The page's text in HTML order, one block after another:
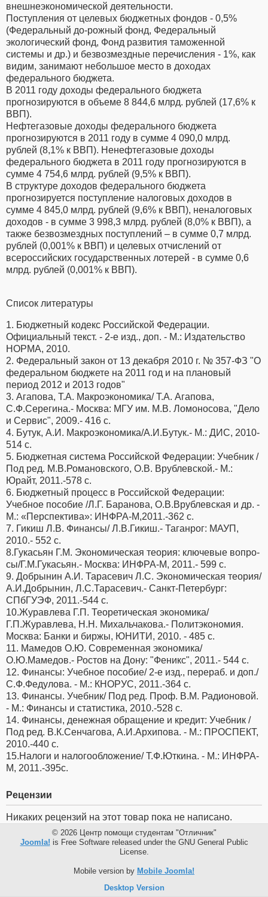
внешнеэкономической деятельности.
Поступления от целевых бюджетных фондов - 0,5%
(Федеральный до-рожный фонд, Федеральный
экологический фонд, Фонд развития таможенной
системы и др.) и безвозмездные перечисления - 1%, как
видим, занимают небольшое место в доходах
федерального бюджета.
В 2011 году доходы федерального бюджета
прогнозируются в объеме 8 844,6 млрд. рублей (17,6% к
ВВП).
Нефтегазовые доходы федерального бюджета
прогнозируются в 2011 году в сумме 4 090,0 млрд.
рублей (8,1% к ВВП). Ненефтегазовые доходы
федерального бюджета в 2011 году прогнозируются в
сумме 4 754,6 млрд. рублей (9,5% к ВВП).
В структуре доходов федерального бюджета
прогнозируется поступление налоговых доходов в
сумме 4 845,0 млрд. рублей (9,6% к ВВП), неналоговых
доходов - в сумме 3 998,3 млрд. рублей (8,0% к ВВП), а
также безвозмездных поступлений – в сумме 0,7 млрд.
рублей (0,001% к ВВП) и целевых отчислений от
всероссийских государственных лотерей - в сумме 0,6
млрд. рублей (0,001% к ВВП).
Список литературы
1. Бюджетный кодекс Российской Федерации.
Официальный текст. - 2-е изд., доп. - М.: Издательство
НОРМА, 2010.
2. Федеральный закон от 13 декабря 2010 г. № 357-ФЗ "О
федеральном бюджете на 2011 год и на плановый
период 2012 и 2013 годов"
3. Агапова, Т.А. Макроэкономика/ Т.А. Агапова,
С.Ф.Серегина.- Москва: МГУ им. М.В. Ломоносова, "Дело
и Сервис", 2009.- 416 с.
4. Бутук, А.И. Макроэкономика/А.И.Бутук.- М.: ДИС, 2010-
514 с.
5. Бюджетная система Российской Федерации: Учебник /
Под ред. М.В.Романовского, О.В. Врублевской.- М.:
Юрайт, 2011.-578 с.
6. Бюджетный процесс в Российской Федерации:
Учебное пособие /Л.Г. Баранова, О.В.Врублевская и др. -
М.: «Перспектива»: ИНФРА-М,2011.-362 с.
7. Гикиш Л.В. Финансы/ Л.В.Гикиш.- Таганрог: МАУП,
2010.- 552 с.
8.Гукасьян Г.М. Экономическая теория: ключевые вопро-
сы/Г.М.Гукасьян.- Москва: ИНФРА-М, 2011.- 599 с.
9. Добрынин А.И. Тарасевич Л.С. Экономическая теория/
А.И.Добрынин, Л.С.Тарасевич.- Санкт-Петербург:
СПбГУЭФ, 2011.-544 с.
10.Журавлева Г.П. Теоретическая экономика/
Г.П.Журавлева, Н.Н. Михальчакова.- Политэкономия.
Москва: Банки и биржы, ЮНИТИ, 2010. - 485 с.
11. Мамедов О.Ю. Современная экономика/
О.Ю.Мамедов.- Ростов на Дону: "Феникс", 2011.- 544 с.
12. Финансы: Учебное пособие/ 2-е изд., перераб. и доп./
С.Ф.Федулова. - М.: КНОРУС, 2011.-364 с.
13. Финансы. Учебник/ Под ред. Проф. В.М. Радионовой.
- М.: Финансы и статистика, 2010.-528 с.
14. Финансы, денежная обращение и кредит: Учебник /
Под ред. В.К.Сенчагова, А.И.Архипова. - М.: ПРОСПЕКТ,
2010.-440 с.
15.Налоги и налогообложение/ Т.Ф.Юткина. - М.: ИНФРА-
М, 2011.-395c.
Рецензии
Никаких рецензий на этот товар пока не написано.
© 2026 Центр помощи студентам "Отличник"
Joomla! is Free Software released under the GNU General Public
License.
Mobile version by Mobile Joomla!
Desktop Version